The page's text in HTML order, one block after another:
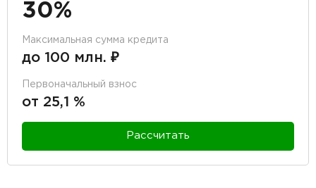
30%
Максимальная сумма кредита
до 100 млн. ₽
Первоначальный взнос
от 25,1 %
Рассчитать